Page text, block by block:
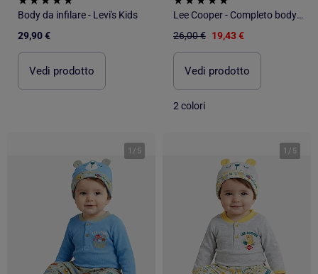
Body da infilare - Levi's Kids
29,90 €
Vedi prodotto
Lee Cooper - Completo body e leggings con cappellino neonato
26,00 € 19,43 €
Vedi prodotto
2 colori
1 / 5 1 / 5